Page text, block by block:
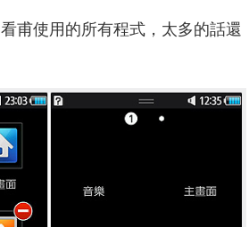
甫使用的所有程式，太多的話還